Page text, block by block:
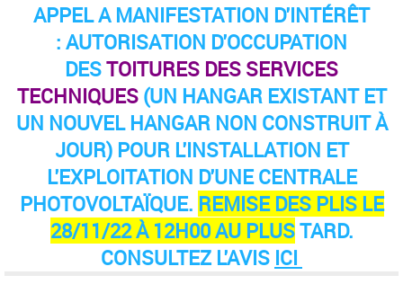
APPEL A MANIFESTATION D'INTÉRÊT
: AUTORISATION D'OCCUPATION
DESTOITURES DES SERVICES
TECHNIQUES (UN HANGAR EXISTANT ET
UN NOUVEL HANGAR NON CONSTRUIT À
JOUR) POUR L'INSTALLATION ET
L'EXPLOITATION D'UNE CENTRALE
PHOTOVOLTAÏQUE. REMISE DES PLIS LE
28/11/22 À 12H00 AU PLUSTARD.
CONSULTEZ L'AVIS ICI